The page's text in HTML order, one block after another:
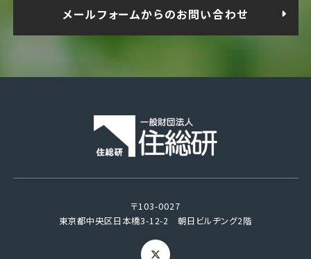
メールフォームからのお問い合わせ
〒103-0027
東京都中央区日本橋3-12-2 朝日ビルヂング2階